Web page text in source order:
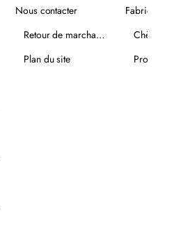
Nous contacter
Retour de marchandise
Plan du site
Fabricants